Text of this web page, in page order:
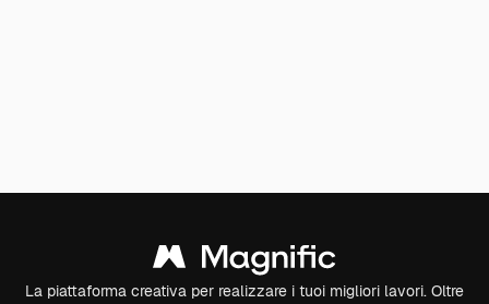
La piattaforma creativa per realizzare i tuoi migliori lavori. Oltre